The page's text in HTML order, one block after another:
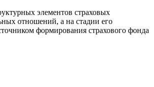
элементов страховых
отношений, а на стадии его
формирования страхового фонда